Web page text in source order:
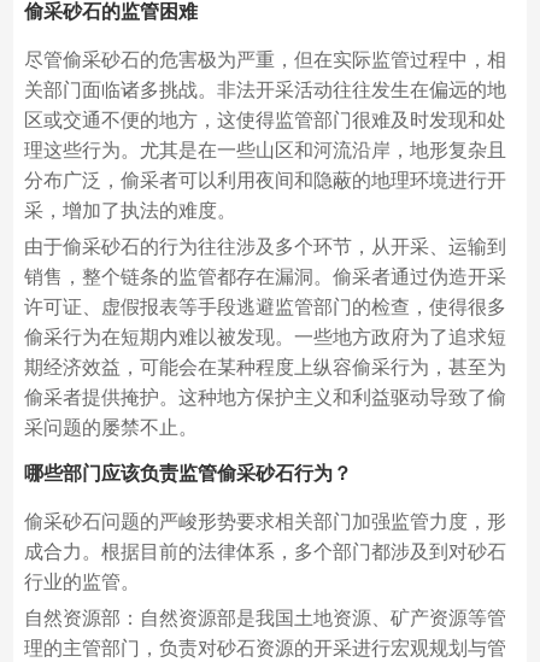
偷采砂石的监管困难
尽管偷采砂石的危害极为严重，但在实际监管过程中，相
关部门面临诸多挑战。非法开采活动往往发生在偏远的地
区或交通不便的地方，这使得监管部门很难及时发现和处
理这些行为。尤其是在一些山区和河流沿岸，地形复杂且
分布广泛，偷采者可以利用夜间和隐蔽的地理环境进行开
采，增加了执法的难度。
由于偷采砂石的行为往往涉及多个环节，从开采、运输到
销售，整个链条的监管都存在漏洞。偷采者通过伪造开采
许可证、虚假报表等手段逃避监管部门的检查，使得很多
偷采行为在短期内难以被发现。一些地方政府为了追求短
期经济效益，可能会在某种程度上纵容偷采行为，甚至为
偷采者提供掩护。这种地方保护主义和利益驱动导致了偷
采问题的屡禁不止。
哪些部门应该负责监管偷采砂石行为？
偷采砂石问题的严峻形势要求相关部门加强监管力度，形
成合力。根据目前的法律体系，多个部门都涉及到对砂石
行业的监管。
自然资源部：自然资源部是我国土地资源、矿产资源等管
理的主管部门，负责对砂石资源的开采进行宏观规划与管